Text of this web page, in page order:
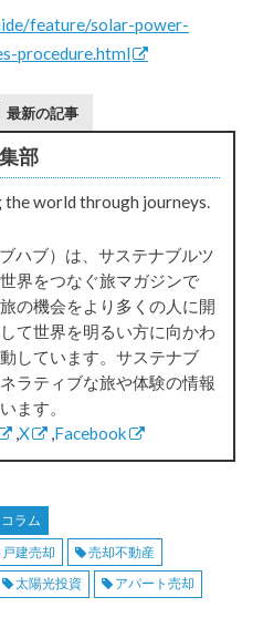
feature/solar-power-
procedure.html
最新の記事
部
the world through journeys.
ハブ）は、サステナブルツ
界をつなぐ旅マガジンで
の機会をより多くの人に開
て世界を明るい方に向かわ
しています。サステナブ
ラティブな旅や体験の情報
ます。
,X ,Facebook
ラム
戸建売却
売却不動産
太陽光投資
アパート売却